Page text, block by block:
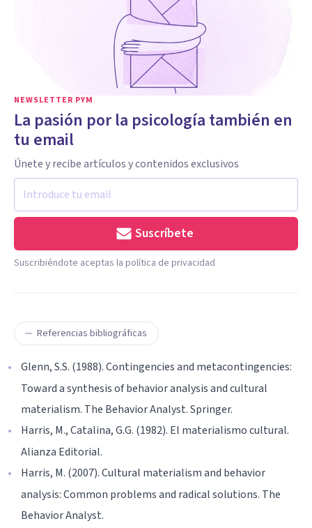
NEWSLETTER PYM
La pasión por la psicología también en
tu email
Únete y recibe artículos y contenidos exclusivos
Suscríbete
Suscribiéndote aceptas la política de privacidad
Referencias bibliográficas
Glenn, S.S. (1988). Contingencies and metacontingencies:
Toward a synthesis of behavior analysis and cultural
materialism. The Behavior Analyst. Springer.
Harris, M., Catalina, G.G. (1982). El materialismo cultural.
Alianza Editorial.
Harris, M. (2007). Cultural materialism and behavior
analysis: Common problems and radical solutions. The
Behavior Analyst.